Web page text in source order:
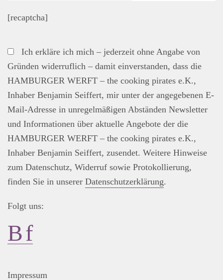
[recaptcha]
Ich erkläre ich mich – jederzeit ohne Angabe von
Gründen widerruflich – damit einverstanden, dass die
HAMBURGER WERFT – the cooking pirates e.K.,
Inhaber Benjamin Seiffert, mir unter der angegebenen E-
Mail-Adresse in unregelmäßigen Abständen Newsletter
und Informationen über aktuelle Angebote der die
HAMBURGER WERFT – the cooking pirates e.K.,
Inhaber Benjamin Seiffert, zusendet. Weitere Hinweise
zum Datenschutz, Widerruf sowie Protokollierung,
finden Sie in unserer Datenschutzerklärung.
Folgt uns:
Impressum